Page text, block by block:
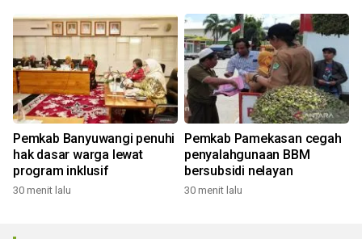
Pemkab Banyuwangi penuhi
hak dasar warga lewat
program inklusif
30 menit lalu
Pemkab Pamekasan cegah
penyalahgunaan BBM
bersubsidi nelayan
30 menit lalu